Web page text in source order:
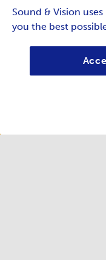
Sound & Vision
you the best